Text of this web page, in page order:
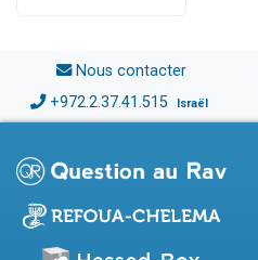
Nous contacter
+972.2.37.41.515 Israël